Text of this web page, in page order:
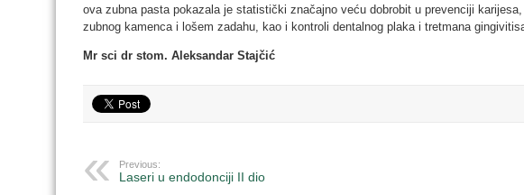
ova zubna pasta pokazala je statistički značajno veću dobrobit u prevenciji
zubnog kamenca i lošem zadahu, kao i kontroli dentalnog plaka i tretmana
Mr sci dr stom. Aleksandar Stajčić
Previous:
Laseri u endodonciji II dio